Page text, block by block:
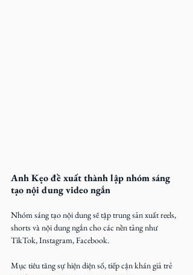
Anh Kẹo đề xuất thành lập nhóm sáng
tạo nội dung video ngắn
Nhóm sáng tạo nội dung sẽ tập trung sản xuất reels,
shorts và nội dung ngắn cho các nền tảng như
TikTok, Instagram, Facebook.
Mục tiêu tăng sự hiện diện số, tiếp cận khán giả trẻ